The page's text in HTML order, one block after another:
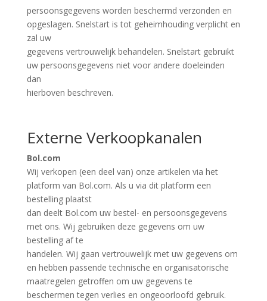
persoonsgegevens worden beschermd verzonden en
opgeslagen. Snelstart is tot geheimhouding verplicht en
zal uw
gegevens vertrouwelijk behandelen. Snelstart gebruikt
uw persoonsgegevens niet voor andere doeleinden
dan
hierboven beschreven.
Externe Verkoopkanalen
Bol.com
Wij verkopen (een deel van) onze artikelen via het
platform van Bol.com. Als u via dit platform een
bestelling plaatst
dan deelt Bol.com uw bestel- en persoonsgegevens
met ons. Wij gebruiken deze gegevens om uw
bestelling af te
handelen. Wij gaan vertrouwelijk met uw gegevens om
en hebben passende technische en organisatorische
maatregelen getroffen om uw gegevens te
beschermen tegen verlies en ongeoorloofd gebruik.